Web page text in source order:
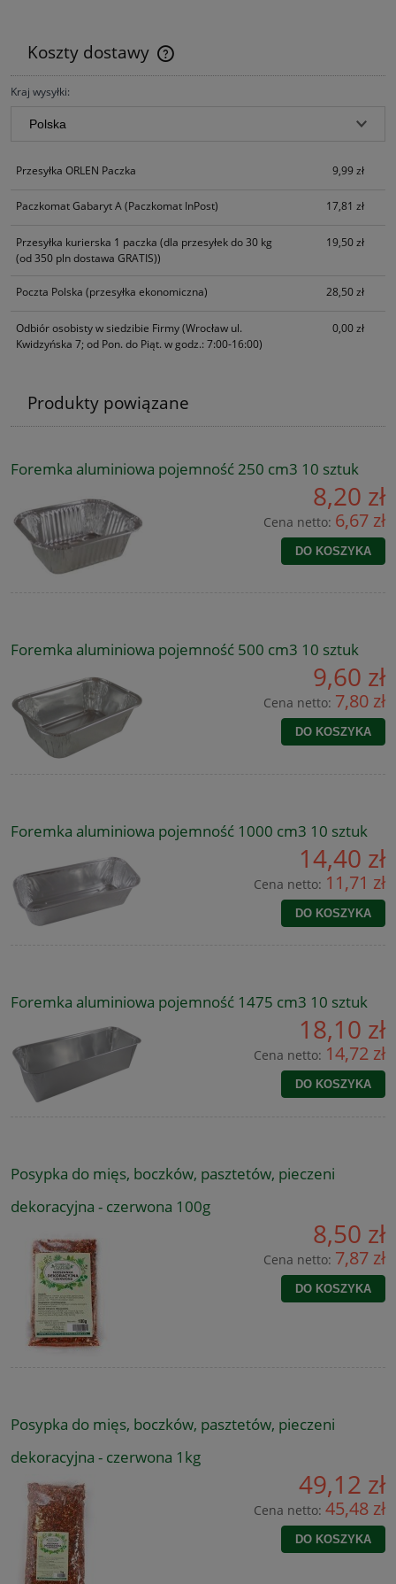
Koszty dostawy
Cena nie zawiera ewentualnych kosztów płatności
Kraj wysyłki:
Przesyłka ORLEN Paczka 9,99 zł
Paczkomat Gabaryt A(Paczkomat InPost) 17,81 zł
Przesyłka kurierska 1 paczka (dla przesyłek do 30 kg
(od 350 pln dostawa GRATIS))
19,50 zł
Poczta Polska (przesyłka ekonomiczna) 28,50 zł
Odbiór osobisty w siedzibie Firmy(Wrocław ul.
Kwidzyńska 7; od Pon. do Piąt. w godz.: 7:00-16:00)
0,00 zł
Produkty powiązane
Foremka aluminiowa pojemność 250 cm3 10 sztuk
8,20 zł
Cena netto: 6,67 zł
DO KOSZYKA
Foremka aluminiowa pojemność 500 cm3 10 sztuk
9,60 zł
Cena netto: 7,80 zł
DO KOSZYKA
Foremka aluminiowa pojemność 1000 cm3 10 sztuk
14,40 zł
Cena netto: 11,71 zł
DO KOSZYKA
Foremka aluminiowa pojemność 1475 cm3 10 sztuk
18,10 zł
Cena netto: 14,72 zł
DO KOSZYKA
Posypka do mięs, boczków, pasztetów, pieczeni
dekoracyjna - czerwona 100g
8,50 zł
Cena netto: 7,87 zł
DO KOSZYKA
Posypka do mięs, boczków, pasztetów, pieczeni
dekoracyjna - czerwona 1kg
49,12 zł
Cena netto: 45,48 zł
DO KOSZYKA